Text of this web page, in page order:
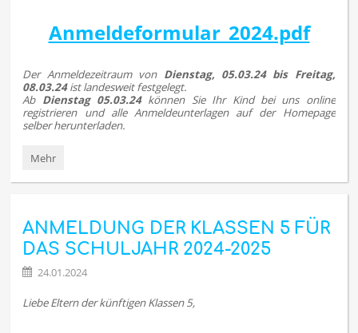
Anmeldeformular_2024.pdf
Der Anmeldezeitraum von Dienstag, 05.03.24 bis Freitag,
08.03.24ist landesweit festgelegt.
Ab Dienstag 05.03.24können Sie Ihr Kind bei uns online
registrieren und alle Anmeldeunterlagen auf der Homepage
selber herunterladen.
ANMELDUNG
KLASSEN
DAS
SCHULJAHR
2024-
2025:
Mehr
ANMELDUNG DER KLASSEN 5 FÜR
DAS SCHULJAHR 2024-2025
24.01.2024
Liebe Eltern der künftigen Klassen 5,